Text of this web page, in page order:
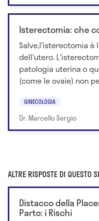
Isterectomia: che
Salve,l'isterectomia
dell'utero.
patologia uterina o
(come le ovaie) non
GINECOLOGIA
Dr. Marcello Sergio
ALTRE RISPOSTE DI QUESTO
Distacco della
Parto: i Rischi